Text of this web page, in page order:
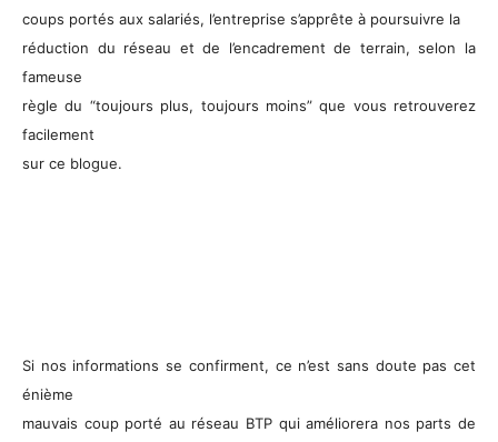
coups portés aux salariés, l’entreprise s’apprête à poursuivre la
réduction du réseau et de l’encadrement de terrain, selon la
fameuse
règle du “toujours plus, toujours moins” que vous retrouverez
facilement
sur ce blogue.
Si nos informations se confirment, ce n’est sans doute pas cet
énième
mauvais coup porté au réseau BTP qui améliorera nos parts de